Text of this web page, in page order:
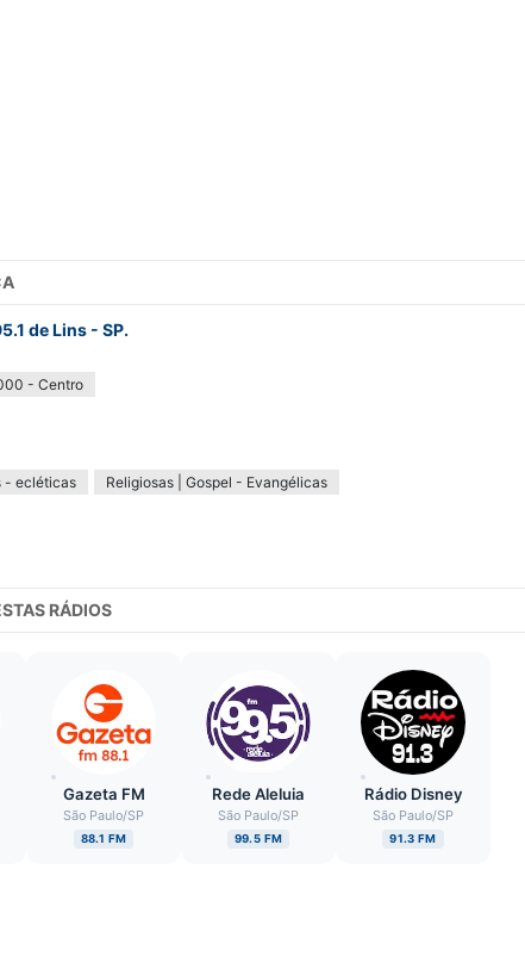
de Lins - SP.
- Centro
- ecléticas Religiosas | Gospel - Evangélicas
RÁDIOS
Gazeta FM
São Paulo/SP
88.1 FM
Rede Aleluia
São Paulo/SP
99.5 FM
Rádio Disney
São Paulo/SP
91.3 FM